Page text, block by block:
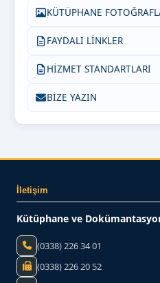
KÜTÜPHANE
FAYDALI LİNKLER
HİZMET STANDARTLARI
BİZE YAZIN
İletişim
Kütüphane ve
(0338) 226 34 01
(0338) 226 20 52